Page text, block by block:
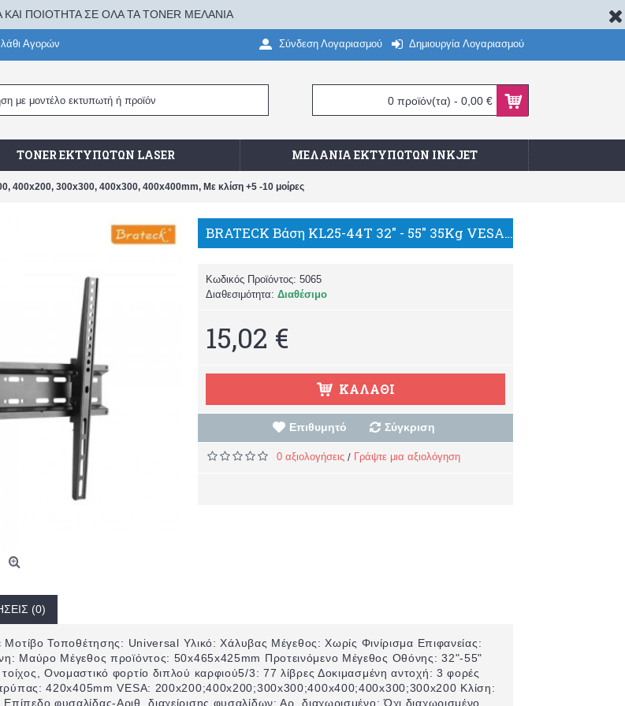
ΠΟΙΟΤΗΤΑ ΣΕ ΟΛΑ ΤΑ TONER ΜΕΛΑΝΙΑ
Αγορών Σύνδεση Λογαριασμού Δημιουργία Λογαριασμού
0 προϊόν(τα) - 0,00 €
TONER ΕΚΤΥΠΩΤΏΝ LASER ΜΕΛΆΝΙΑ ΕΚΤΥΠΩΤΏΝ INKJET
300x300, 400x300, 400x400mm, Με κλίση +5 -10 μοίρες
BRATECK Βάση KL25-44T 32" - 55" 35Kg VESA 200x200, 300x200, 400x200, 300x300, 400x300, 400x400mm, Με κλίση +5 -10 μοίρες
Κωδικός Προϊόντος: 5065
Διαθεσιμότητα: Διαθέσιμο
15,02 €
ΚΑΛΆΘΙ
Επιθυμητό Σύγκριση
0 αξιολογήσεις / Γράψτε μια αξιολόγηση
(0)
Μοτίβο Τοποθέτησης: Universal Υλικό: Χάλυβας Μέγεθος: Χωρίς Φινίρισμα Επιφανείας:
Μαύρο Μέγεθος προϊόντος: 50x465x425mm Προτεινόμενο Μέγεθος Οθόνης: 32"-55"
Ονομαστικό φορτίο διπλού καρφιού5/3: 77 λίβρες Δοκιμασμένη αντοχή: 3 φορές
τρύπας: 420x405mm VESA: 200x200;400x200;300x300;400x400;400x300;300x200 Κλίση:
φυσαλίδας-Αριθ. διαχείρισης φυσαλίδων: Αρ. διαχωρισμένο: Όχι διαχωρισμένο